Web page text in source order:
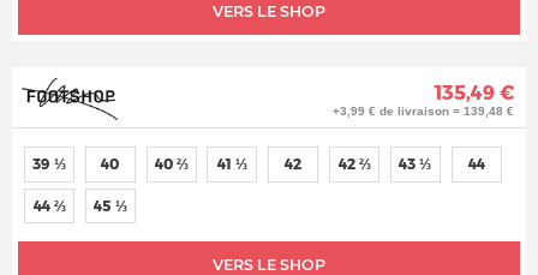
VERS LE SHOP
135,49 €
+3,99 € de livraison = 139,48 €
VERS LE SHOP
39 ⅓ 40 40 ⅔ 41 ⅓ 42 42 ⅔ 43 ⅓ 44
44 ⅔ 45 ⅓